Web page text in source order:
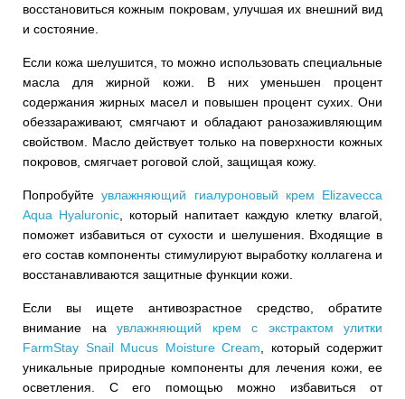
восстановиться кожным покровам, улучшая их внешний вид
и состояние.
Если кожа шелушится, то можно использовать специальные
масла для жирной кожи. В них уменьшен процент
содержания жирных масел и повышен процент сухих. Они
обеззараживают, смягчают и обладают ранозаживляющим
свойством. Масло действует только на поверхности кожных
покровов, смягчает роговой слой, защищая кожу.
Попробуйтеувлажняющий гиалуроновый крем Elizavecca
Aqua Hyaluronic , который напитает каждую клетку влагой,
поможет избавиться от сухости и шелушения. Входящие в
его состав компоненты стимулируют выработку коллагена и
восстанавливаются защитные функции кожи.
Если вы ищете антивозрастное средство, обратите
внимание на увлажняющий крем с экстрактом улитки
FarmStay Snail Mucus Moisture Cream , который содержит
уникальные природные компоненты для лечения кожи, ее
осветления. С его помощью можно избавиться от